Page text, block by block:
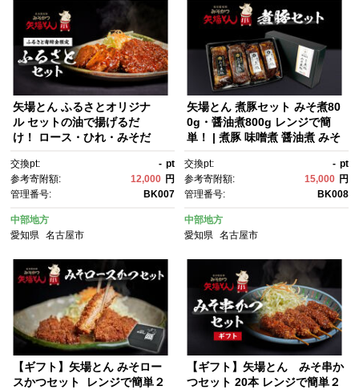
矢場とん ふるさとオリジナ
ル セットの油で揚げるだ
け！ ロース・ひれ・みそだ
限定】 | ロースカツ ヒレカ
ツ 味噌だれ 揚げ油 簡単調理 油
で揚げるだけ とんかつ 味噌カ
ツ 豚肉 加工食品 惣菜 ご当地グ
ルメ 名古屋めし 送料無料 老
舗 名店 人気 おすすめ
交換pt: - pt
参考寄附額:
12,000 円
管理番号:
BK007
中部地方
愛知県
名古屋市
矢場とん 煮豚セット みそ煮80
0g・醤油煮800g レンジで簡
単！ | 煮豚 味噌煮 醤油煮 みそ
グルメ 名古屋めし 送料無料 老
舗 名店 人気 おすすめ レンジ
調理 簡単調理
交換pt: - pt
参考寄附額:
15,000 円
管理番号:
BK008
中部地方
愛知県 名古屋市
【ギフト】矢場とん みそロー
スかつセット レンジで簡単２
【ギフト】矢場とん みそ串か
つセット 20本 レンジで簡単２